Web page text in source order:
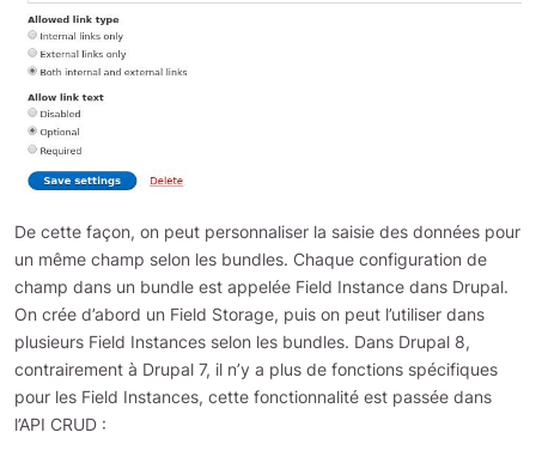
De cette façon, on peut personnaliser la saisie des données pour
un même champ selon les bundles. Chaque configuration de
champ dans un bundle est appelée Field Instance dans Drupal.
On crée d’abord un Field Storage, puis on peut l’utiliser dans
plusieurs Field Instances selon les bundles. Dans Drupal 8,
contrairement à Drupal 7, il n’y a plus de fonctions spécifiques
pour les Field Instances, cette fonctionnalité est passée dans
l’API CRUD :